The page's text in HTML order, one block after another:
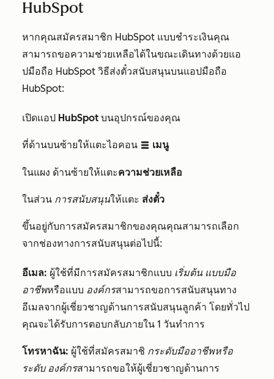
HubSpot
หากคุณสมัครสมาชิก HubSpot แบบชำระเงินคุณ
สามารถขอความช่วยเหลือได้ในขณะเดินทางด้วยแอ
ปมือถือ HubSpot วิธีส่งตั๋วสนับสนุนบนแอปมือถือ
HubSpot:
เปิดแอป HubSpot บนอุปกรณ์ของคุณ
ที่ด้านบนซ้ายให้แตะไอคอน listView เมนู
ในแผง ด้านซ้ายให้แตะความช่วยเหลือ
ในส่วน การสนับสนุนให้แตะ ส่งตั๋ว
ขึ้นอยู่กับการสมัครสมาชิกของคุณคุณสามารถเลือก
จากช่องทางการสนับสนุนต่อไปนี้:
อีเมล: ผู้ใช้ที่มีการสมัครสมาชิกแบบ เริ่มต้น แบบมือ
อาชีพหรือแบบ องค์กรสามารถขอการสนับสนุนทาง
อีเมลจากผู้เชี่ยวชาญด้านการสนับสนุนลูกค้า โดยทั่วไป
คุณจะได้รับการตอบกลับภายใน 1 วันทำการ
โทรหาฉัน: ผู้ใช้ที่สมัครสมาชิ กระดับมืออาชีพหรือ
ระดับ องค์กรสามารถขอให้ผู้เชี่ยวชาญด้านการ